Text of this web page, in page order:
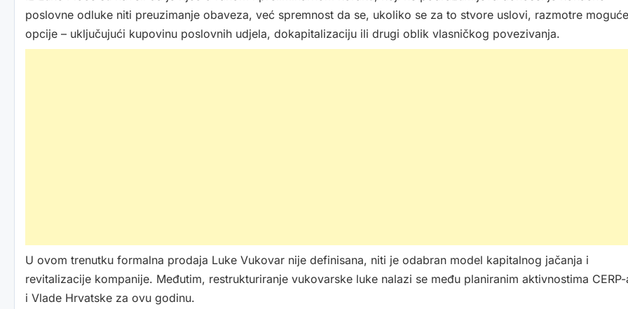
poslovne odluke niti preuzimanje obaveza, već spremnost da se, ukoliko se za to stvore uslovi, razmotre moguće
opcije – uključujući kupovinu poslovnih udjela, dokapitalizaciju ili drugi oblik vlasničkog povezivanja.
U ovom trenutku formalna prodaja Luke Vukovar nije definisana, niti je odabran model kapitalnog jačanja i
revitalizacije kompanije. Međutim, restrukturiranje vukovarske luke nalazi se među planiranim aktivnostima CERP-
i Vlade Hrvatske za ovu godinu.